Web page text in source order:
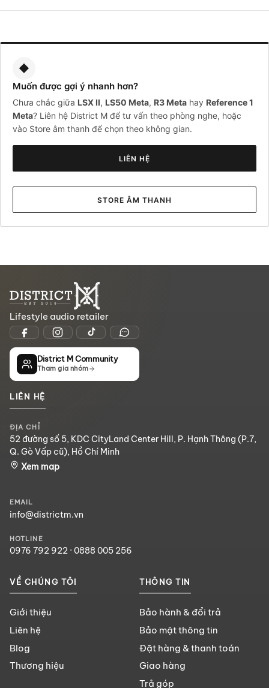
◆
Muốn được gợi ý nhanh hơn?
Chưa chắc giữa LSX II, LS50 Meta, R3 Meta hay Reference 1
Meta? Liên hệ District M để tư vấn theo phòng nghe, hoặc
vào Store âm thanh để chọn theo không gian.
LIÊN HỆ
STORE ÂM THANH
Lifestyle audio retailer
District M Community
Tham gia nhóm
LIÊN HỆ
ĐỊA CHỈ
52 đường số 5, KDC CityLand Center Hill, P. Hạnh Thông (P.7,
Q. Gò Vấp cũ), Hồ Chí Minh
Xem map
EMAIL
info@districtm.vn
HOTLINE
0976 792 922 · 0888 005 256
VỀ CHÚNG TÔI
Giới thiệu
Liên hệ
Blog
Thương hiệu
THÔNG TIN
Bảo hành & đổi trả
Bảo mật thông tin
Đặt hàng & thanh toán
Giao hàng
Trả góp